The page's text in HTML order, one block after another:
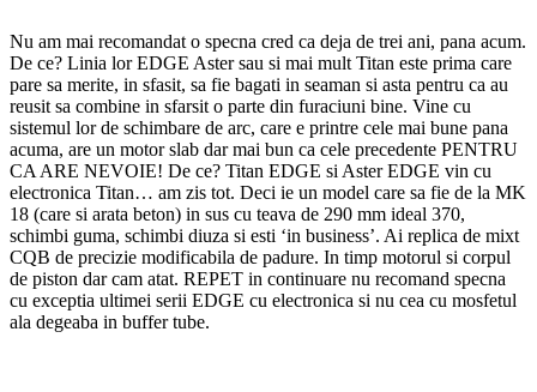
Nu am mai recomandat o specna cred ca deja de trei ani, pana acum.
De ce? Linia lor EDGE Aster sau si mai mult Titan este prima care
pare sa merite, in sfasit, sa fie bagati in seaman si asta pentru ca au
reusit sa combine in sfarsit o parte din furaciuni bine. Vine cu
sistemul lor de schimbare de arc, care e printre cele mai bune pana
acuma, are un motor slab dar mai bun ca cele precedente PENTRU
CA ARE NEVOIE! De ce? Titan EDGE si Aster EDGE vin cu
electronica Titan… am zis tot. Deci ie un model care sa fie de la MK
18 (care si arata beton) in sus cu teava de 290 mm ideal 370,
schimbi guma, schimbi diuza si esti ‘in business’. Ai replica de mixt
CQB de precizie modificabila de padure. In timp motorul si corpul
de piston dar cam atat. REPET in continuare nu recomand specna
cu exceptia ultimei serii EDGE cu electronica si nu cea cu mosfetul
ala degeaba in buffer tube.